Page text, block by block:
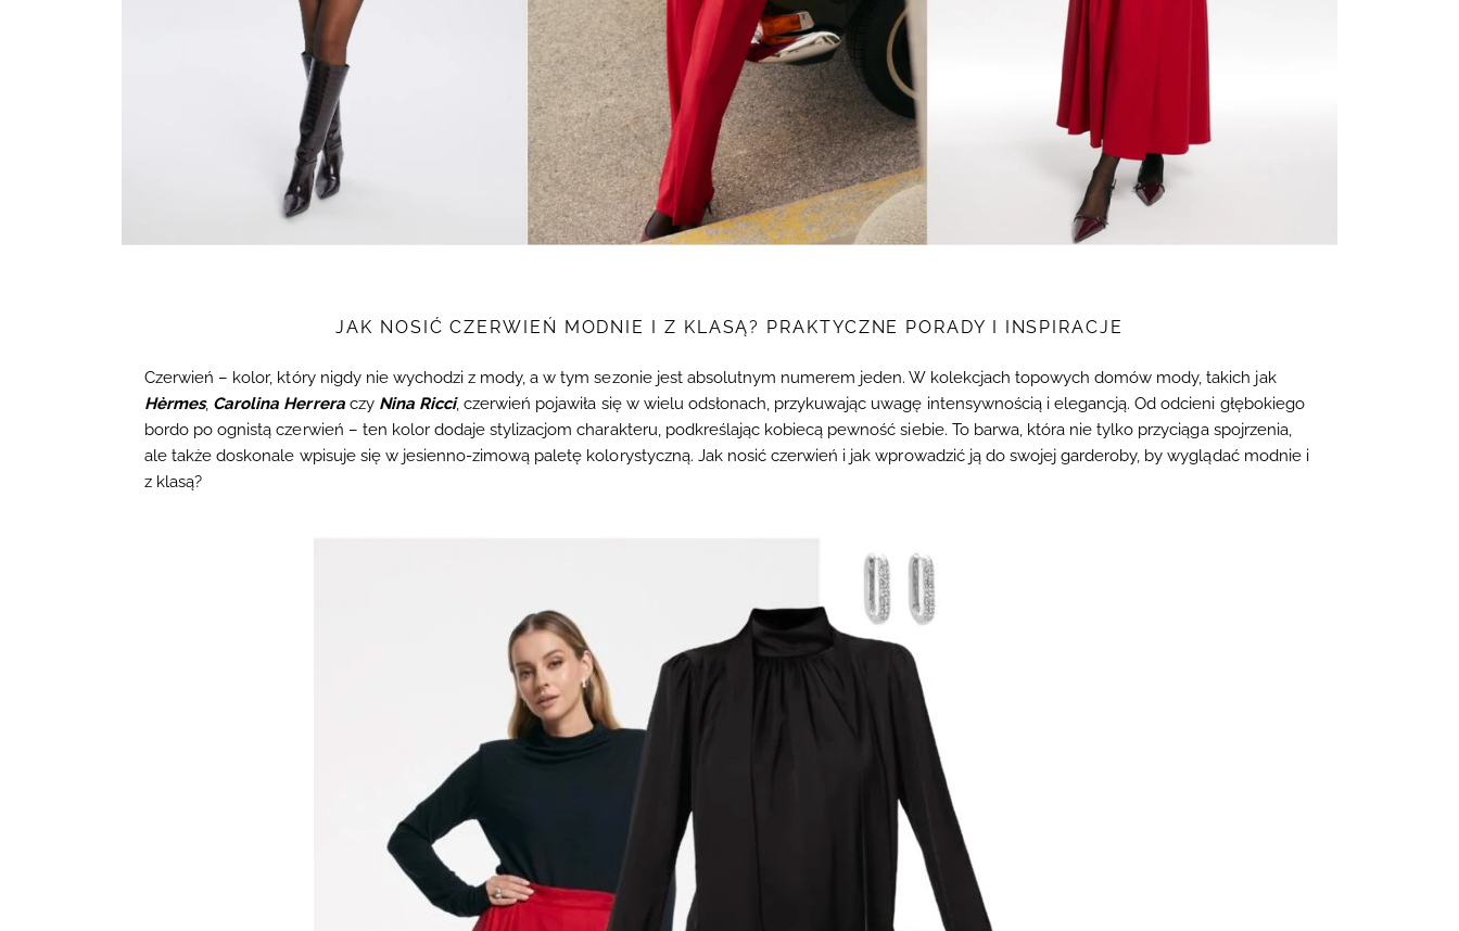
JAK NOSIĆ CZERWIEŃ MODNIE I Z KLASĄ? PRAKTYCZNE PORADY I INSPIRACJE
Czerwień – kolor, który nigdy nie wychodzi z mody, a w tym sezonie jest absolutnym numerem jeden. W kolekcjach topowych domów mody, takich jak
Hèrmes, Carolina Herreraczy Nina Ricci, czerwień pojawiła się w wielu odsłonach, przykuwając uwagę intensywnością i elegancją. Od odcieni głębokiego
bordo po ognistą czerwień – ten kolor dodaje stylizacjom charakteru, podkreślając kobiecą pewność siebie. To barwa, która nie tylko przyciąga spojrzenia,
ale także doskonale wpisuje się w jesienno-zimową paletę kolorystyczną. Jak nosić czerwień i jak wprowadzić ją do swojej garderoby, by wyglądać modnie i
z klasą?